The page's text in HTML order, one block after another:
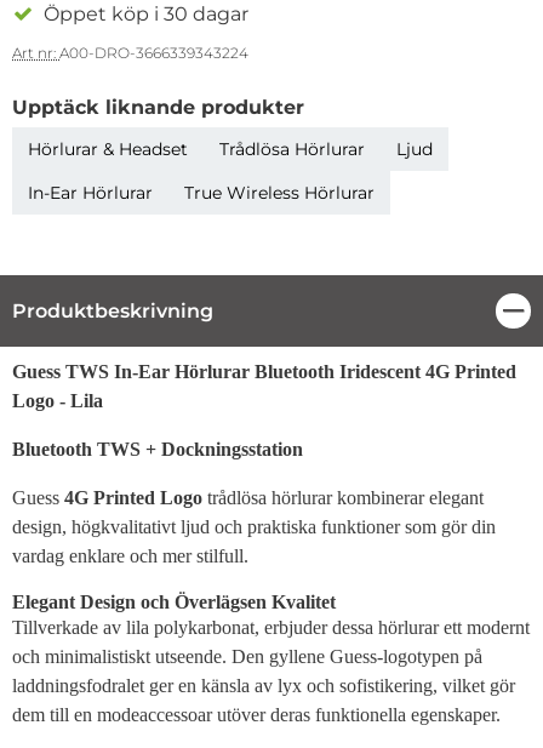
Öppet köp i 30 dagar
Art nr: A00-DRO-3666339343224
Upptäck liknande produkter
Hörlurar & Headset Trådlösa Hörlurar
Ljud
In-Ear Hörlurar
True Wireless Hörlurar
Produktbeskrivning
Produktbeskrivning
Guess TWS In-Ear Hörlurar Bluetooth Iridescent 4G Printed
Logo - Lila
Bluetooth TWS + Dockningsstation
Guess 4G Printed Logo trådlösa hörlurar kombinerar elegant
design, högkvalitativt ljud och praktiska funktioner som gör din
vardag enklare och mer stilfull.
Elegant Design och Överlägsen Kvalitet
Tillverkade av lila polykarbonat, erbjuder dessa hörlurar ett modernt
och minimalistiskt utseende. Den gyllene Guess-logotypen på
laddningsfodralet ger en känsla av lyx och sofistikering, vilket gör
dem till en modeaccessoar utöver deras funktionella egenskaper.